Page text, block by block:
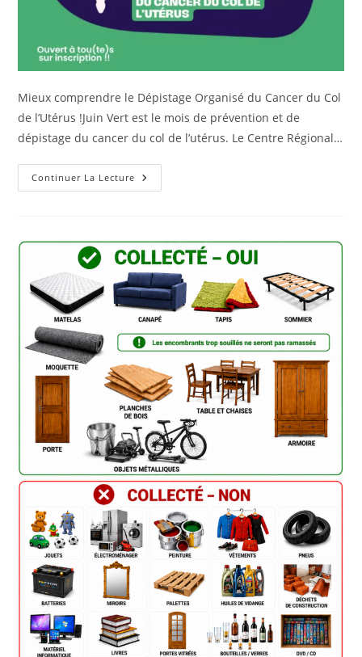
Mieux comprendre le Dépistage Organisé du Cancer du Col
de l’Utérus !Juin Vert est le mois de prévention et de
dépistage du cancer du col de l’utérus. Le Centre Régional…
Continuer La Lecture